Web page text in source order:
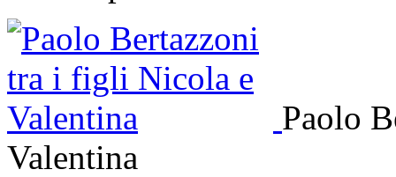
Paolo
Valentina